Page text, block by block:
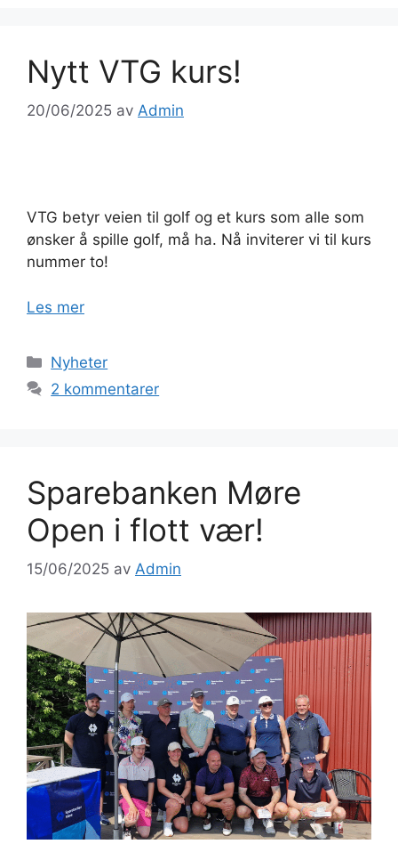
Nytt VTG kurs!
20/06/2025 av Admin
VTG betyr veien til golf og et kurs som alle som
ønsker å spille golf, må ha. Nå inviterer vi til kurs
nummer to!
Les mer
Kategorier
Nyheter
2 kommentarer
Sparebanken Møre
Open i flott vær!
15/06/2025 av Admin